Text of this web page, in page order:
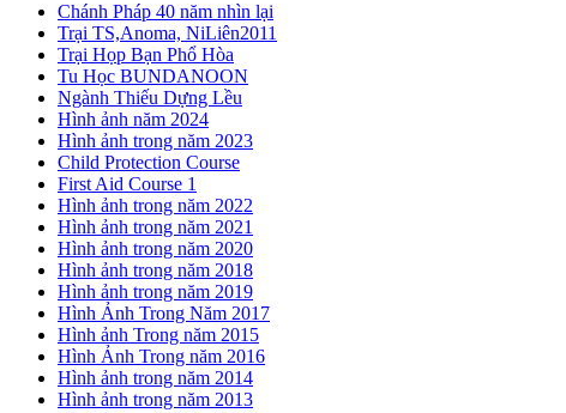
Chánh Pháp 40 năm nhìn lại
Trại TS,Anoma, NiLiên2011
Trại Họp Bạn Phổ Hòa
Tu Học BUNDANOON
Ngành Thiếu Dựng Lều
Hình ảnh năm 2024
Hình ảnh trong năm 2023
Child Protection Course
First Aid Course 1
Hình ảnh trong năm 2022
Hình ảnh trong năm 2021
Hình ảnh trong năm 2020
Hình ảnh trong năm 2018
Hình ảnh trong năm 2019
Hình Ảnh Trong Năm 2017
Hình ảnh Trong năm 2015
Hình Ảnh Trong năm 2016
Hình ảnh trong năm 2014
Hình ảnh trong năm 2013